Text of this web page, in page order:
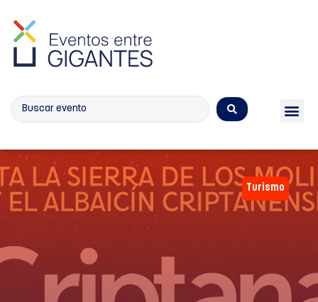
Turismo